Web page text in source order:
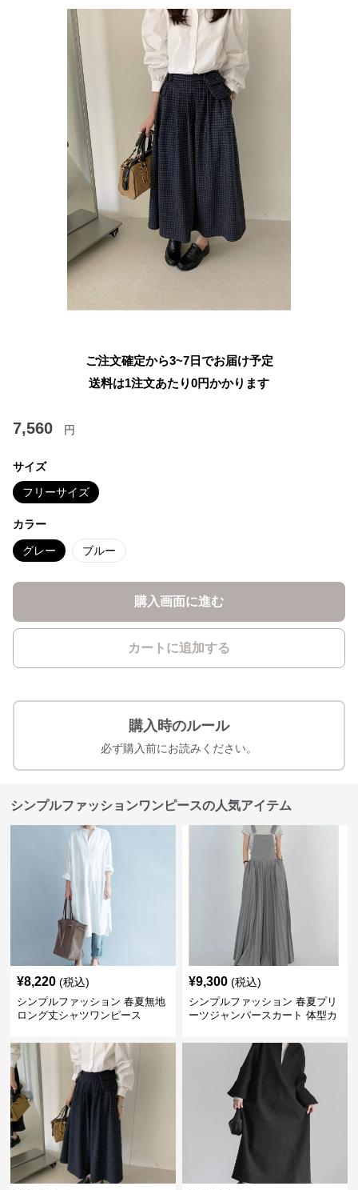
ご注文確定から3~7日でお届け予定
送料は1注文あたり0円かかります
7,560 円
サイズ
フリーサイズ
カラー
グレー ブルー
購入画面に進む
カートに追加する
購入時のルール
必ず購入前にお読みください。
シンプルファッションワンピースの人気アイテム
¥8,220 (税込)
シンプルファッション 春夏無地
ロング丈シャツワンピース
¥9,300 (税込)
シンプルファッション 春夏プリ
ーツジャンパースカート 体型カ